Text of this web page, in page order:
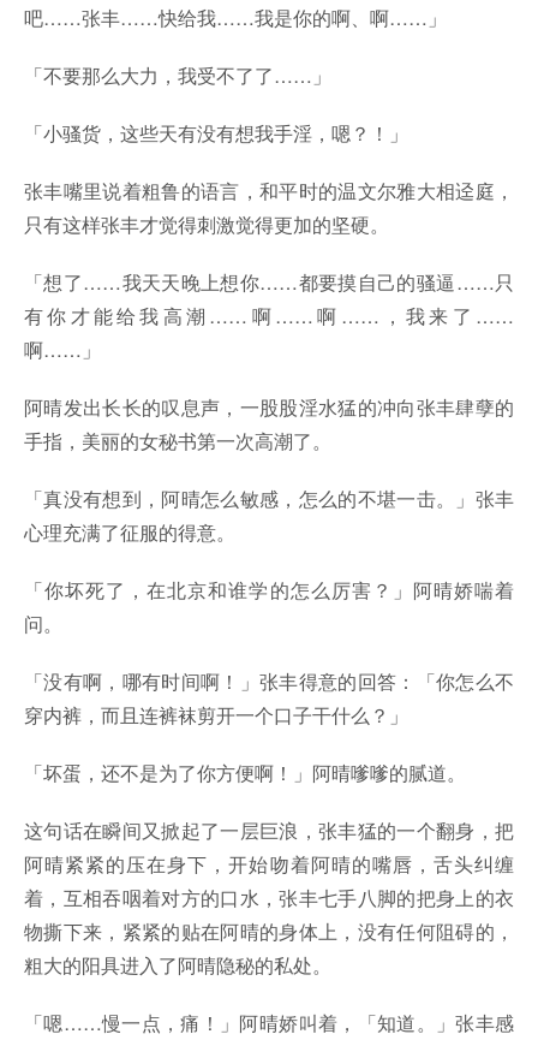
吧……张丰……快给我……我是你的啊、啊……」
「不要那么大力，我受不了了……」
「小骚货，这些天有没有想我手淫，嗯？！」
张丰嘴里说着粗鲁的语言，和平时的温文尔雅大相迳庭，
只有这样张丰才觉得刺激觉得更加的坚硬。
「想了……我天天晚上想你……都要摸自己的骚逼……只
有你才能给我高潮……啊……啊……，我来了……
啊……」
阿晴发出长长的叹息声，一股股淫水猛的冲向张丰肆孽的
手指，美丽的女秘书第一次高潮了。
「真没有想到，阿晴怎么敏感，怎么的不堪一击。」张丰
心理充满了征服的得意。
「你坏死了，在北京和谁学的怎么厉害？」阿晴娇喘着
问。
「没有啊，哪有时间啊！」张丰得意的回答：「你怎么不
穿内裤，而且连裤袜剪开一个口子干什么？」
「坏蛋，还不是为了你方便啊！」阿晴嗲嗲的腻道。
这句话在瞬间又掀起了一层巨浪，张丰猛的一个翻身，把
阿晴紧紧的压在身下，开始吻着阿晴的嘴唇，舌头纠缠
着，互相吞咽着对方的口水，张丰七手八脚的把身上的衣
物撕下来，紧紧的贴在阿晴的身体上，没有任何阻碍的，
粗大的阳具进入了阿晴隐秘的私处。
「嗯……慢一点，痛！」阿晴娇叫着，「知道。」张丰感